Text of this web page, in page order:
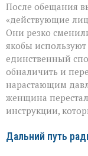
После обещания
«действующие
Они резко
якобы
единственный
обналичить и
нарастающим
женщина
инструкции,
Дальний путь